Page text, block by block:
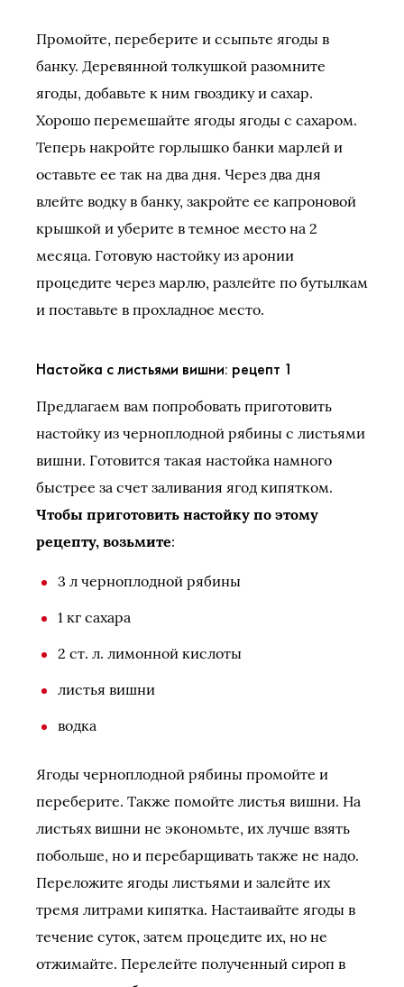
Промойте, переберите и ссыпьте ягоды в
банку. Деревянной толкушкой разомните
ягоды, добавьте к ним гвоздику и сахар.
Хорошо перемешайте ягоды ягоды с сахаром.
Теперь накройте горлышко банки марлей и
оставьте ее так на два дня. Через два дня
влейте водку в банку, закройте ее капроновой
крышкой и уберите в темное место на 2
месяца. Готовую настойку из аронии
процедите через марлю, разлейте по бутылкам
и поставьте в прохладное место.
Настойка с листьями вишни: рецепт 1
Предлагаем вам попробовать приготовить
настойку из черноплодной рябины с листьями
вишни. Готовится такая настойка намного
быстрее за счет заливания ягод кипятком.
Чтобы приготовить настойку по этому
рецепту, возьмите:
3 л черноплодной рябины
1 кг сахара
2 ст. л. лимонной кислоты
листья вишни
водка
Ягоды черноплодной рябины промойте и
переберите. Также помойте листья вишни. На
листьях вишни не экономьте, их лучше взять
побольше, но и перебарщивать также не надо.
Переложите ягоды листьями и залейте их
тремя литрами кипятка. Настаивайте ягоды в
течение суток, затем процедите их, но не
отжимайте. Перелейте полученный сироп в